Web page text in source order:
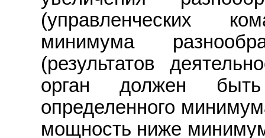
(управленческих
минимума
(результатов
орган должен
определенного
мощность ниже